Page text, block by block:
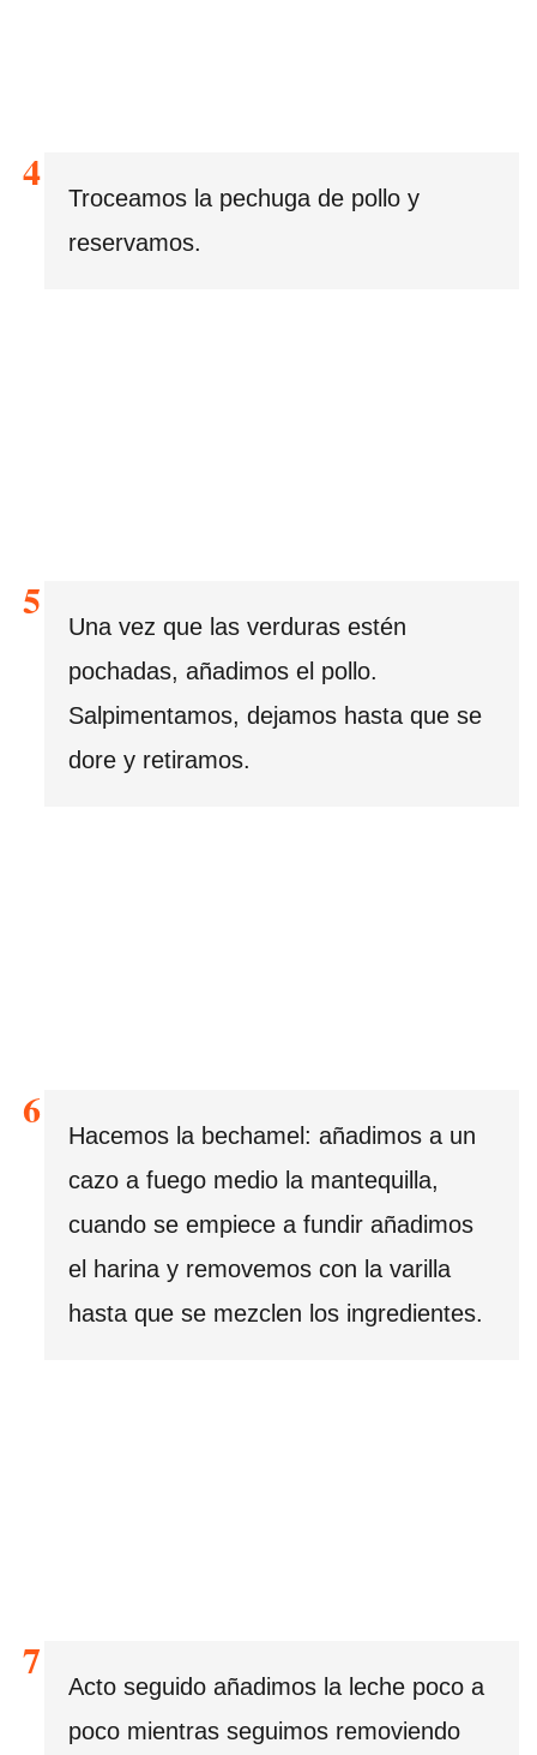
Troceamos la pechuga de pollo y
reservamos.
Una vez que las verduras estén
pochadas, añadimos el pollo.
Salpimentamos, dejamos hasta que se
dore y retiramos.
Hacemos la bechamel: añadimos a un
cazo a fuego medio la mantequilla,
cuando se empiece a fundir añadimos
el harina y removemos con la varilla
hasta que se mezclen los ingredientes.
Acto seguido añadimos la leche poco a
poco mientras seguimos removiendo